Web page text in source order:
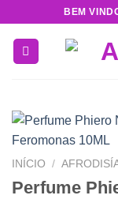
content
BEM
INÍCIO /
Perfume